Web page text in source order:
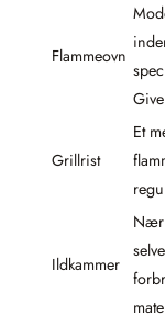
Flammeovn
Grillrist
Et
Ildkammer
Nær